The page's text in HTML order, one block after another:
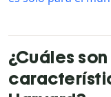
¿Cuáles